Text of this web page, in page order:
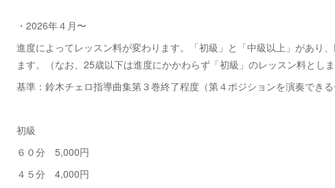
・2026年４月〜
進度によってレッスン料が変わります。「初級」と「中級以上」があり
ます。（なお、25歳以下は進度にかかわらず「初級」のレッスン料としま
基準：鈴木チェロ指導曲集第３巻終了程度（第４ポジションを演奏でき
初級
６０分 5,000円
４５分 4,000円